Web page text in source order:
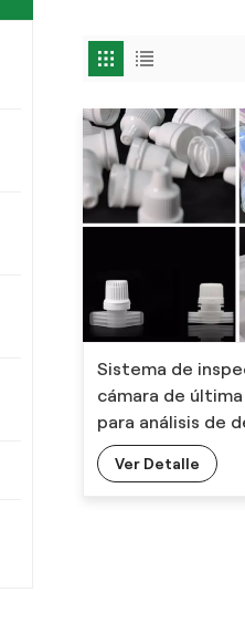
Sistema de
cámara de
para análisis de
tapas
elevador de
Ver Detalle